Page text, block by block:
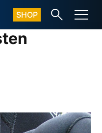
SHOP